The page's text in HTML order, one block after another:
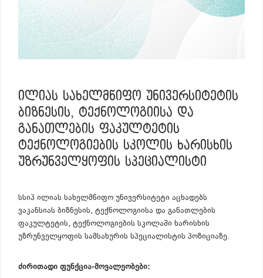
ᲘᲚᲘᲐᲡ ᲡᲐᲮᲔᲚᲛᲬᲘᲤᲝ ᲣᲜᲘᲕᲔᲠᲡᲘᲢᲔᲢᲘᲡ
ᲑᲘᲖᲜᲔᲡᲘᲡ, ᲢᲔᲥᲜᲝᲚᲝᲒᲘᲘᲡᲐ ᲓᲐ
ᲒᲐᲜᲐᲗᲚᲔᲑᲘᲡ ᲤᲐᲙᲣᲚᲢᲔᲢᲘᲡ
ᲢᲔᲥᲜᲝᲚᲝᲒᲘᲔᲑᲘᲡ ᲡᲙᲝᲚᲘᲡ ᲮᲐᲠᲘᲡᲮᲘᲡ
ᲣᲖᲠᲣᲜᲕᲔᲚᲧᲝᲤᲘᲡ ᲡᲞᲔᲪᲘᲐᲚᲘᲡᲢᲘ
სსიპ ილიას სახელმწიფო უნივერსიტეტი აცხადებს
ვაკანსიას ბიზნესის, ტექნოლოგიისა და განათლების
ფაკულტეტის, ტექნოლოგიების სკოლაში ხარისხის
უზრუნველყოფის სამსახურის სპეციალისტის პოზიციაზე.
ძირითადი ფუნქცია-მოვალეობები: